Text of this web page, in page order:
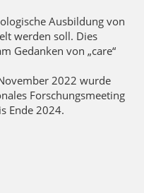
Ausbildung von
werden soll. Dies
Gedanken von „care“
2022 wurde
Forschungsmeeting
Ende 2024.